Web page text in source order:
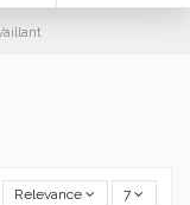
Relevance 7